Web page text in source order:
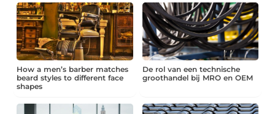
How a men’s barber matches
beard styles to different face
shapes
De rol van een technische
groothandel bij MRO en OEM